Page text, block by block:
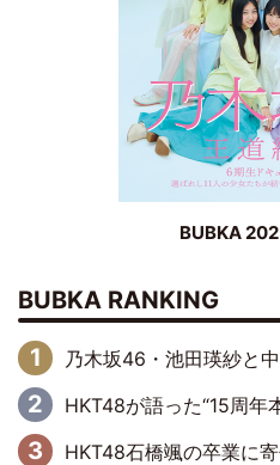
BUBKA
BUBKA RANKING
乃木坂46・池田瑛紗と中西アルノが「真冬のかき氷」騒動で火
HKT48が語った“15周年本の思い出” 大食い特訓
HKT48石橋颯の卒業に寄せて “い